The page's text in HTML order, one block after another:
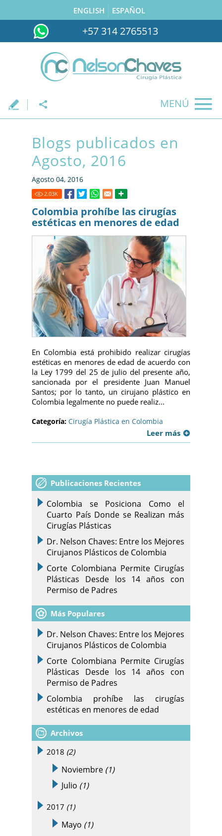
ENGLISH ESPAÑOL
+57 314 2765513
. MENÚ
Blogs publicados en
Agosto, 2016
Agosto 04, 2016
2.03K
Colombia prohíbe las cirugías
estéticas en menores de edad
En Colombia está prohibido realizar cirugías
estéticas en menores de edad de acuerdo con
la Ley 1799 del 25 de julio del presente año,
sancionada por el presidente Juan Manuel
Santos; por lo tanto, un cirujano plástico en
Colombia legalmente no puede realiz...
Categoría: Cirugía Plástica en Colombia
Leer más
Publicaciones Recientes
Colombia se Posiciona Como el
Cuarto País Donde se Realizan más
Cirugías Plásticas
Dr. Nelson Chaves: Entre los Mejores
Cirujanos Plásticos de Colombia
Corte Colombiana Permite Cirugías
Plásticas Desde los 14 años con
Permiso de Padres
Más Populares
Dr. Nelson Chaves: Entre los Mejores
Cirujanos Plásticos de Colombia
Corte Colombiana Permite Cirugías
Plásticas Desde los 14 años con
Permiso de Padres
Colombia prohíbe las cirugías
estéticas en menores de edad
Archivos
2018 (2)
Noviembre (1)
Julio (1)
2017 (1)
Mayo (1)